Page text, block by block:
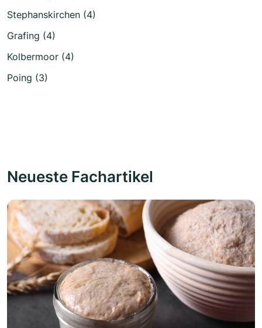
Stephanskirchen (4)
Grafing (4)
Kolbermoor (4)
Poing (3)
Neueste Fachartikel